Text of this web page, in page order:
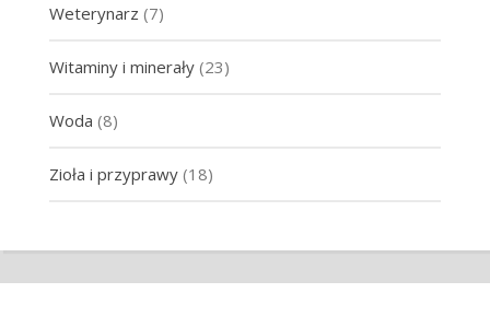
Weterynarz (7)
Witaminy i minerały(23)
Woda (8)
Zioła i przyprawy(18)